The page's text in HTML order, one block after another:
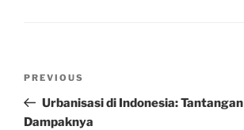
Previous
Post
PREVIOUS
Urbanisasi di Indonesia:
Dampaknya